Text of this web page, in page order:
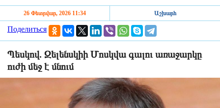
26 Փետրվար, 2026 11:34 Աշխարհ
Поделиться
Պեսկով. Զելենսկիի Մոսկվա գալու առաջարկը
ուժի մեջ է մնում